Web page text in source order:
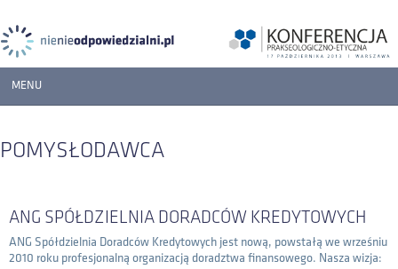
MENU
WYSTĘPUJĄ
POMYSŁODAWCA
ANG SPÓŁDZIELNIA DORADCÓW KREDYTOWYCH
ANG Spółdzielnia Doradców Kredytowych jest nową, powstałą we wrześniu
2010 roku profesjonalną organizacją doradztwa finansowego. Nasza wizja: